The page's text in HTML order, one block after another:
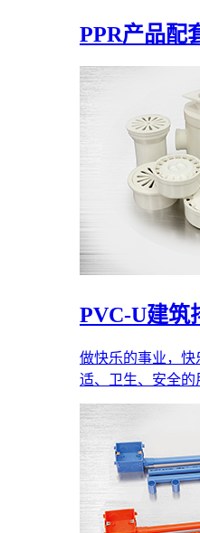
PPR产品配
PVC-U建筑
做快乐的事业，
适、卫生、安全的